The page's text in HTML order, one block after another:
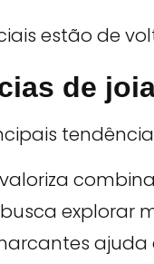
de
explorar